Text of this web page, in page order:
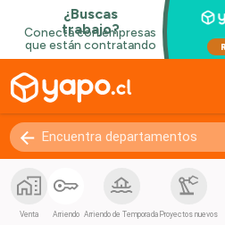
Venta Arriendo Arriendo de Temporada Proyectos nuevos
Nevera Microondas
Dispensador de agua caliente
Lavadora Secadora